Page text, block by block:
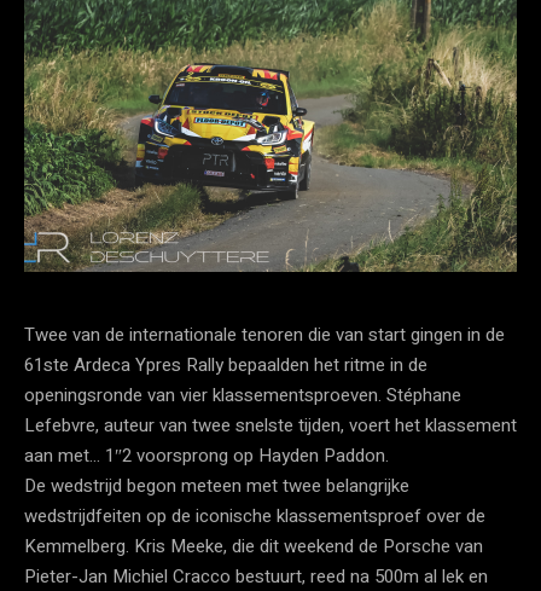
Twee van de internationale tenoren die van start gingen in de
61ste Ardeca Ypres Rally bepaalden het ritme in de
openingsronde van vier klassementsproeven. Stéphane
Lefebvre, auteur van twee snelste tijden, voert het klassement
aan met… 1″2 voorsprong op Hayden Paddon.
De wedstrijd begon meteen met twee belangrijke
wedstrijdfeiten op de iconische klassementsproef over de
Kemmelberg. Kris Meeke, die dit weekend de Porsche van
Pieter-Jan Michiel Cracco bestuurt, reed na 500m al lek en